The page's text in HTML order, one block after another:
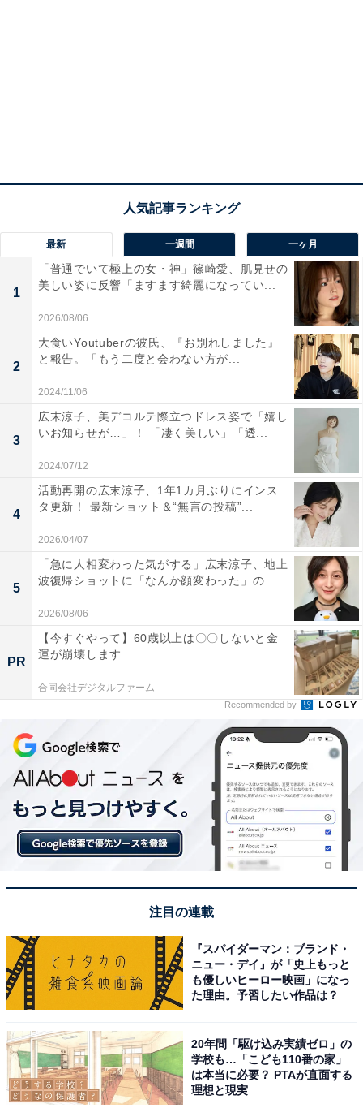
最新 一週間 一ヶ月
1
「普通でいて極上の女・神」篠崎愛、肌見せの
美しい姿に反響「ますます綺麗になってい...
2026/08/06
2
大食いYoutuberの彼氏、『お別れしました』
と報告。「もう二度と会わない方が...
2024/11/06
3
広末涼子、美デコルテ際立つドレス姿で「嬉し
いお知らせが…」！ 「凄く美しい」「透...
2024/07/12
4
活動再開の広末涼子、1年1カ月ぶりにインス
タ更新！ 最新ショット＆“無言の投稿”...
2026/04/07
5
「急に人相変わった気がする」広末涼子、地上
波復帰ショットに「なんか顔変わった」の...
2026/08/06
PR
【今すぐやって】60歳以上は〇〇しないと金
運が崩壊します
合同会社デジタルファーム
Recommended by
注目の連載
『スパイダーマン：ブランド・
ニュー・デイ』が「史上もっと
も優しいヒーロー映画」になっ
た理由。予習したい作品は？
20年間「駆け込み実績ゼロ」の
学校も…「こども110番の家」
は本当に必要？ PTAが直面する
理想と現実